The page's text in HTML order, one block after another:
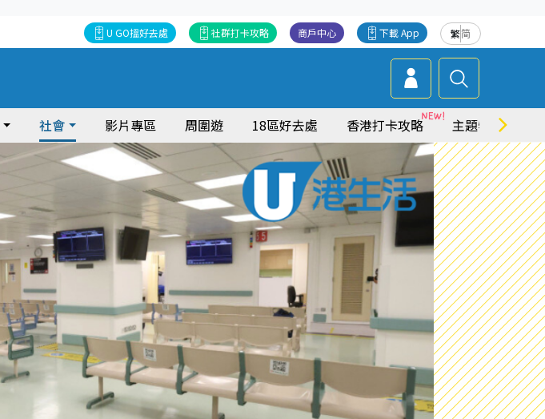
繁简
下載 App
商戶中心
社群打卡攻略
U GO搵好去處
社會 影片專區 周圍遊 18區好去處 香港打卡攻略 主題特集